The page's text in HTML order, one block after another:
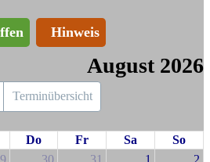
Hinweis
August 2026
Terminübersicht
Do Fr Sa
So
30 31 1 2